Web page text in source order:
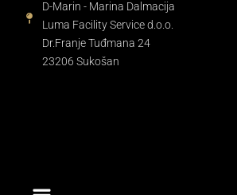
D-Marin - Marina Dalmacija
Luma Facility Service d.o.o.
Dr.Franje Tuđmana 24
23206 Sukošan